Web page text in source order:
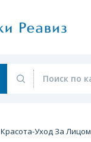
Красота-Уход За Лицом